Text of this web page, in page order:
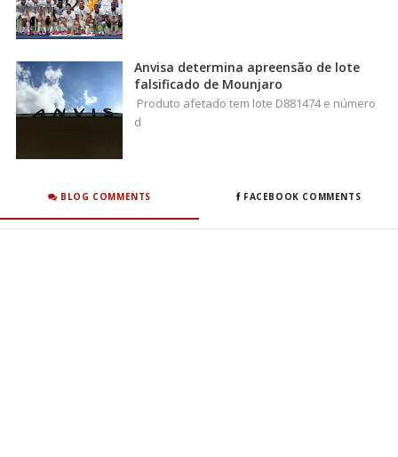
Anvisa determina apreensão de lote
falsificado de Mounjaro
Produto afetado tem lote D881474 e número
d
BLOG COMMENTS FACEBOOK COMMENTS